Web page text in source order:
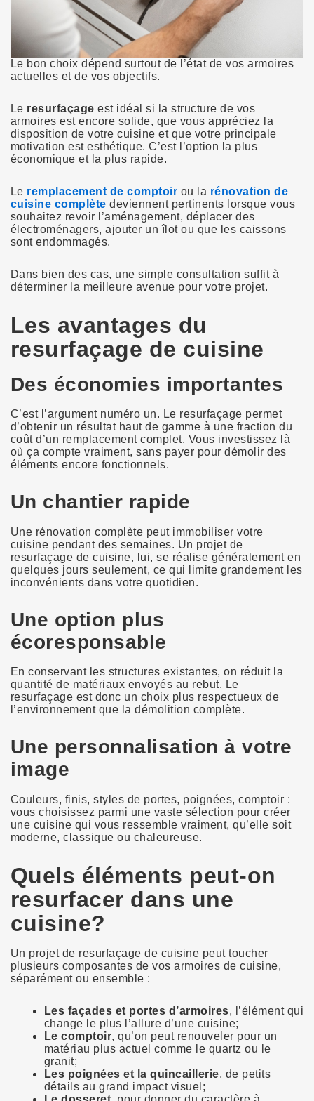
Le bon choix dépend surtout de l’état de vos armoires
actuelles et de vos objectifs.
Le resurfaçage est idéal si la structure de vos
armoires est encore solide, que vous appréciez la
disposition de votre cuisine et que votre principale
motivation est esthétique. C’est l’option la plus
économique et la plus rapide.
Le remplacement de comptoir ou la rénovation de
cuisine complète deviennent pertinents lorsque vous
souhaitez revoir l’aménagement, déplacer des
électroménagers, ajouter un îlot ou que les caissons
sont endommagés.
Dans bien des cas, une simple consultation suffit à
déterminer la meilleure avenue pour votre projet.
Les avantages du
resurfaçage de cuisine
Des économies importantes
C’est l’argument numéro un. Le resurfaçage permet
d’obtenir un résultat haut de gamme à une fraction du
coût d’un remplacement complet. Vous investissez là
où ça compte vraiment, sans payer pour démolir des
éléments encore fonctionnels.
Un chantier rapide
Une rénovation complète peut immobiliser votre
cuisine pendant des semaines. Un projet de
resurfaçage de cuisine, lui, se réalise généralement en
quelques jours seulement, ce qui limite grandement les
inconvénients dans votre quotidien.
Une option plus
écoresponsable
En conservant les structures existantes, on réduit la
quantité de matériaux envoyés au rebut. Le
resurfaçage est donc un choix plus respectueux de
l’environnement que la démolition complète.
Une personnalisation à votre
image
Couleurs, finis, styles de portes, poignées, comptoir :
vous choisissez parmi une vaste sélection pour créer
une cuisine qui vous ressemble vraiment, qu’elle soit
moderne, classique ou chaleureuse.
Quels éléments peut-on
resurfacer dans une
cuisine?
Un projet de resurfaçage de cuisine peut toucher
plusieurs composantes de vos armoires de cuisine,
séparément ou ensemble :
Les façades et portes d’armoires, l’élément qui
change le plus l’allure d’une cuisine;
Le comptoir, qu’on peut renouveler pour un
matériau plus actuel comme le quartz ou le
granit;
Les poignées et la quincaillerie, de petits
détails au grand impact visuel;